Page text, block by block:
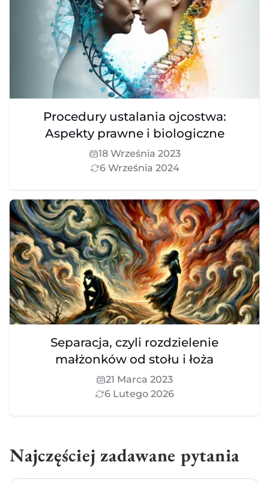
Procedury ustalania ojcostwa:
Aspekty prawne i biologiczne
18 Września 2023
6 Września 2024
Separacja, czyli rozdzielenie
małżonków od stołu i łoża
21 Marca 2023
6 Lutego 2026
Najczęściej zadawane pytania